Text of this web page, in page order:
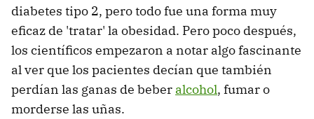
diabetes tipo 2, pero todo fue una forma muy
eficaz de 'tratar' la obesidad. Pero poco después,
los científicos empezaron a notar algo fascinante
al ver que los pacientes decían que también
perdían las ganas de beber alcohol, fumar o
morderse las uñas.